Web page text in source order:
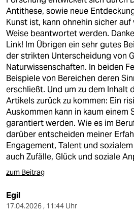
Antithese, sowie neue
Kunst ist, kann ohnehin sicher
Weise beantwortet werden.
Link! Im Übrigen ein sehr gutes
der strikten Unterscheidung von
Naturwissenschaften. In beiden
Beispiele von Bereichen deren
erschließt. Und um zu dem Inhalt
Artikels zurück zu kommen: Ein
Auskommen kann in kaum einem
garantiert werden. Wie es im
darüber entscheiden meiner
Engagement, Talent und
auch Zufälle, Glück und soziale
zum Beitrag
Egil
17.04.2026 , 11:44 Uhr